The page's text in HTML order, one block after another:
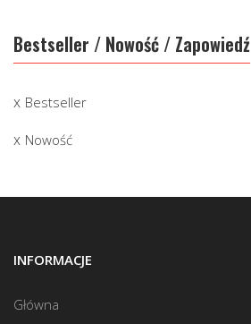
Bestseller / Nowość / Zapowiedź
Bestseller
Nowość
INFORMACJE
Główna